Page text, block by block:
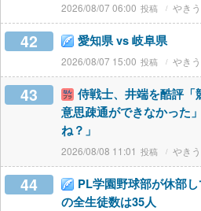
2026/08/07 06:00 やきう
42 愛知県 vs 岐阜県
2026/08/07 15:00 やきう
43
侍戦士、井端を酷評「
意思疎通ができなかった
ね？」
2026/08/08 11:01 やきう
44
PL学園野球部が休部
の全生徒数は35人